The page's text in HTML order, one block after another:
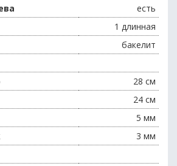
есть
1 длинная
бакелит
28 см
24 см
5 мм
3 мм